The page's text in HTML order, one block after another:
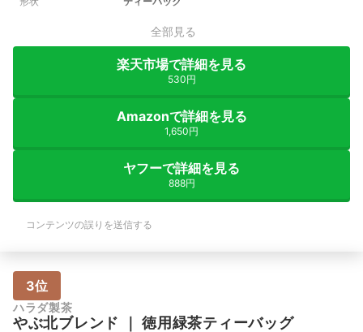
全部見る
楽天市場で詳細を見る
530円
Amazonで詳細を見る
1,650円
ヤフーで詳細を見る
888円
コンテンツの誤りを送信する
3位
ハラダ製茶
やぶ北ブレンド ｜徳用緑茶ティーバッグ